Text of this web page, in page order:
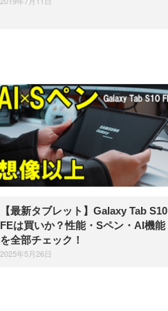
【最新タブレット】Galaxy Tab S10
FEは買いか？性能・Sペン・AI機能
を全部チェック！
2025年5月26日